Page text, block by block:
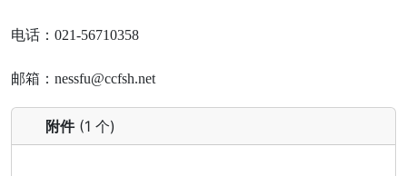
电话：021-56710358
邮箱：nessfu@ccfsh.net
附件(1 个)